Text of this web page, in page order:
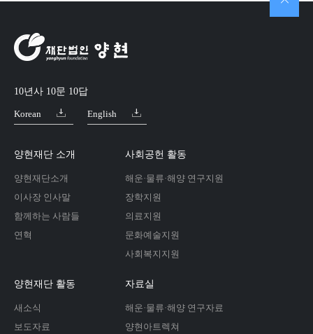
10년사 10문 10답
Korean English
양현재단 소개
양현재단소개
이사장 인사말
함께하는 사람들
연혁
사회공헌 활동
해운·물류·해양 연구지원
장학지원
의료지원
문화예술지원
사회복지지원
양현재단 활동
새소식
보도자료
자료실
해운·물류·해양 연구자료
양현아트렉쳐